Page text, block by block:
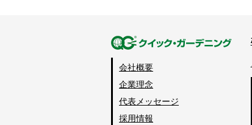
会社概要
企業理念
代表メッセージ
採用情報